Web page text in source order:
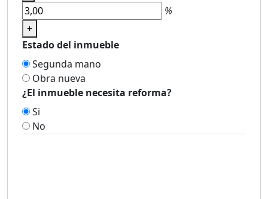
%
+
Estado del inmueble
Segunda mano
Obra nueva
¿El inmueble necesita reforma?
Si
No